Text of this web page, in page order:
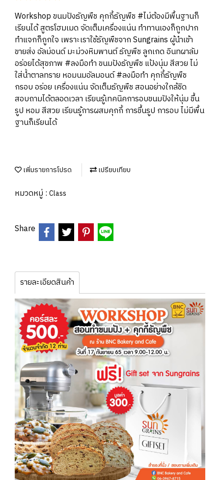
Workshop ขนมปังธัญพืช คุกกี้ธัญพืช #ไม่ต้องมีพื้นฐานก็
เรียนได้ สูตรโฮมเมด จัดเต็มเครื่องแน่น ทำทานเองก็ถูกปาก
ทำแจกก็ถูกใจ เพราะเราใช้ธัญพืชจาก Sungrains ผู้นำเข้า
ขายส่ง อัลม่อนด์ มะม่วงหิมพานต์ ธัญพืช ลูกเกด อินทผาลัม
อร่อยได้สุขภาพ #ลงมือทำ ขนมปังธัญพืช แป้งนุ่ม สีสวย ไม่
ใส่น้ำตาลทราย หอมนมอัลมอนด์ #ลงมือทำ คุกกี้ธัญพืช
กรอบ อร่อย เครื่องแน่น จัดเต็มธัญพืช สอนอย่างใกล้ชิด
สอบถามได้ตลอดเวลา เรียนรู้เทคนิคการอบขนมปังให้นุ่ม ขึ้น
รูป หอม สีสวย เรียนรู้การผสมคุกกี้ การขึ้นรูป การอบ ไม่มีพื้น
ฐานก็เรียนได้
เพิ่มรายการโปรด เปรียบเทียบ
หมวดหมู่ : Class
Share
รายละเอียดสินค้า